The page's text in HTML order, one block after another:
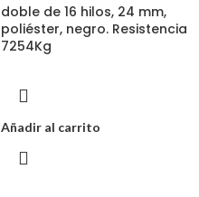
doble de 16 hilos, 24 mm,
poliéster, negro. Resistencia
7254Kg
Añadir al carrito